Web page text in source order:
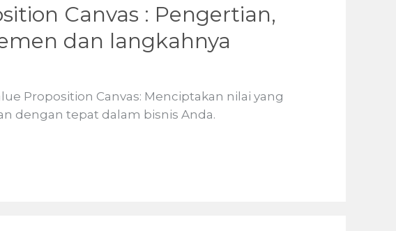
Canvas : Pengertian,
dan langkahnya
Proposition Canvas: Menciptakan nilai yang
dengan tepat dalam bisnis Anda.